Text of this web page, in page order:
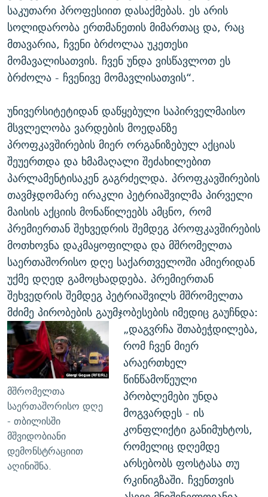
საკუთარი პროფესიით დასაქმებას. ეს არის
სოლიდარობა ერთმანეთის მიმართაც და, რაც
მთავარია, ჩვენი ბრძოლაა უკეთესი
მომავალისათვის. ჩვენ უნდა ვისწავლოთ ეს
ბრძოლა - ჩვენივე მომავლისათვის“.
უნივერსიტეტიდან დაწყებული საპირველმაისო
მსვლელობა ვარდების მოედანზე
პროფკავშირების მიერ ორგანიზებულ აქციას
შეუერთდა და ხმამაღალი შეძახილებით
პარლამენტისაკენ გაგრძელდა. პროფკავშირების
თავმჯდომარე ირაკლი პეტრიაშვილმა პირველი
მაისის აქციის მონაწილეებს ამცნო, რომ
პრემიერთან შეხვედრის შემდეგ პროფკავშირების
მოთხოვნა დაკმაყოფილდა და მშრომელთა
საერთაშორისო დღე საქართველოში ამიერიდან
უქმე დღედ გამოცხადდება. პრემიერთან
შეხვედრის შემდეგ პეტრიაშვილს მშრომელთა
მძიმე პირობების გაუმჯობესების იმედიც გაუჩნდა:
მშრომელთა
საერთაშორისო დღე
- თბილისში
მშვიდობიანი
დემონსტრაციით
აღინიშნა.
„დაგვრჩა შთაბეჭდილება,
რომ ჩვენ მიერ
არაერთხელ
წინწამოწეული
პრობლემები უნდა
მოგვარდეს - ის
კონფლიქტი განიმუხტოს,
რომელიც დღემდე
არსებობს ფოსტასა თუ
რკინიგზაში. ჩვენთვის